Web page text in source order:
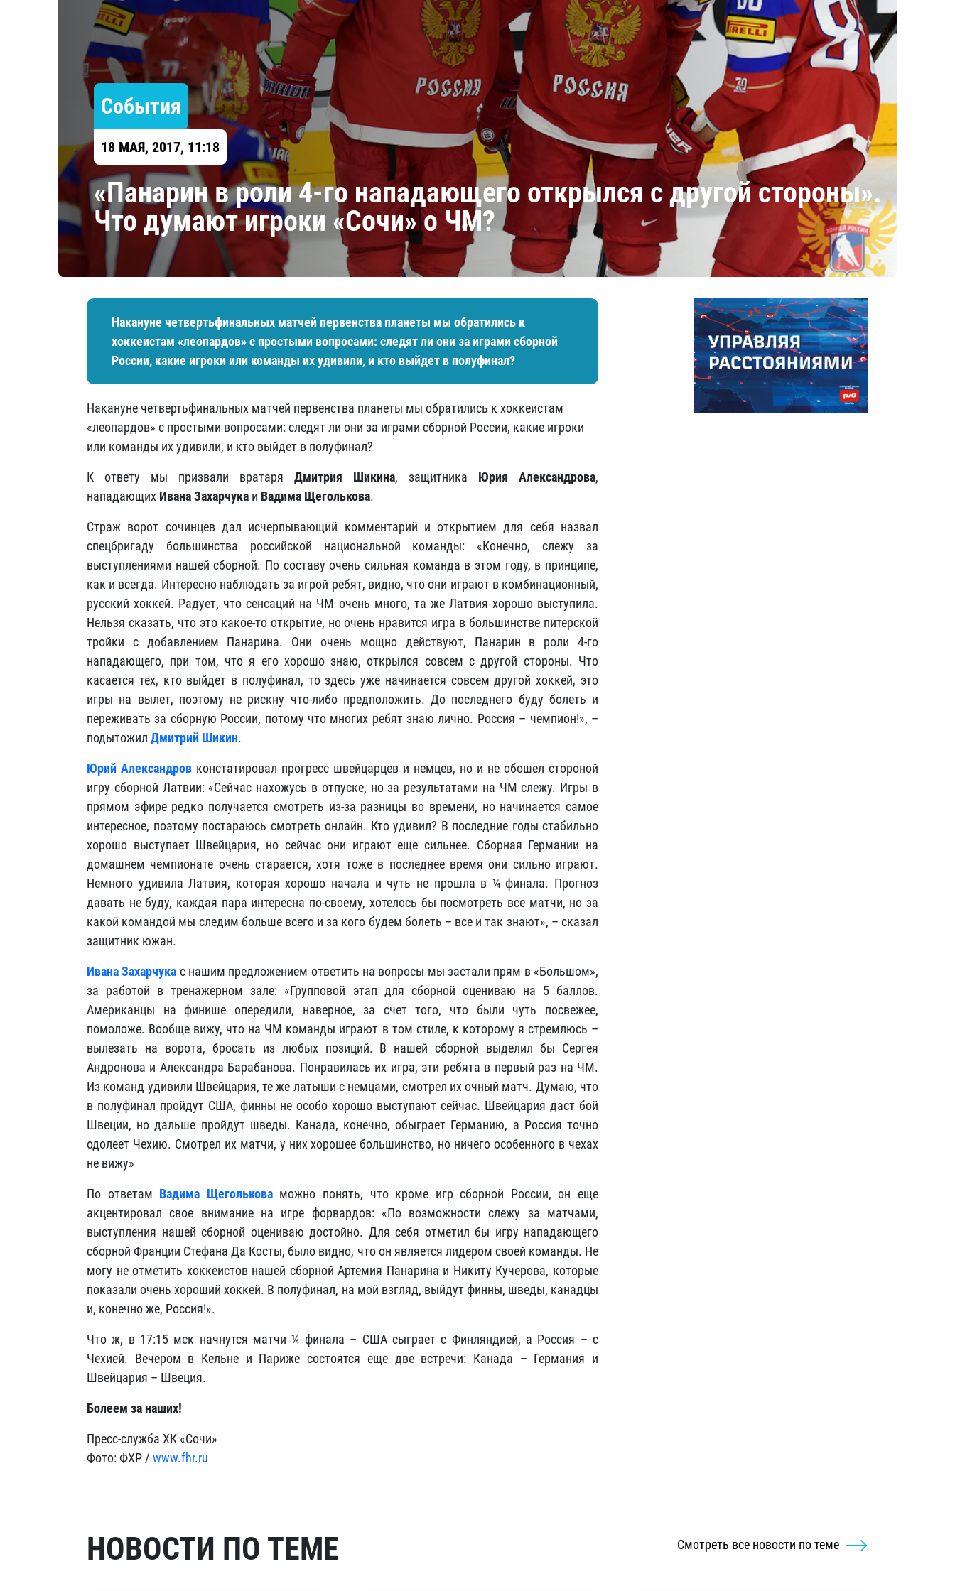
Северсталь
Шанхайские Драконы
Амур
Барыс
События
18 МАЯ, 2017, 11:18
«Панарин в роли 4-го нападающего открылся с другой стороны». ​
Что думают игроки «Сочи» о ЧМ?
Накануне четвертьфинальных матчей первенства планеты мы обратились к
хоккеистам «леопардов» с простыми вопросами: следят ли они за играми сборной
России, какие игроки или команды их удивили, и кто выйдет в полуфинал?
Накануне четвертьфинальных матчей первенства планеты мы обратились к хоккеистам
«леопардов» с простыми вопросами: следят ли они за играми сборной России, какие игроки
или команды их удивили, и кто выйдет в полуфинал?
К ответу мы призвали вратаря Дмитрия Шикина, защитника Юрия Александрова,
нападающих Ивана Захарчука и Вадима Щеголькова.
Страж ворот сочинцев дал исчерпывающий комментарий и открытием для себя назвал
спецбригаду большинства российской национальной команды: «Конечно, слежу за
выступлениями нашей сборной. По составу очень сильная команда в этом году, в принципе,
как и всегда. Интересно наблюдать за игрой ребят, видно, что они играют в комбинационный,
русский хоккей. Радует, что сенсаций на ЧМ очень много, та же Латвия хорошо выступила.
Нельзя сказать, что это какое-то открытие, но очень нравится игра в большинстве питерской
тройки с добавлением Панарина. Они очень мощно действуют, Панарин в роли 4-го
нападающего, при том, что я его хорошо знаю, открылся совсем с другой стороны. Что
касается тех, кто выйдет в полуфинал, то здесь уже начинается совсем другой хоккей, это
игры на вылет, поэтому не рискну что-либо предположить. До последнего буду болеть и
переживать за сборную России, потому что многих ребят знаю лично. Россия – чемпион!», –
подытожил Дмитрий Шикин.
Юрий Александров констатировал прогресс швейцарцев и немцев, но и не обошел стороной
игру сборной Латвии: «Сейчас нахожусь в отпуске, но за результатами на ЧМ слежу. Игры в
прямом эфире редко получается смотреть из-за разницы во времени, но начинается самое
интересное, поэтому постараюсь смотреть онлайн. Кто удивил? В последние годы стабильно
хорошо выступает Швейцария, но сейчас они играют еще сильнее. Сборная Германии на
домашнем чемпионате очень старается, хотя тоже в последнее время они сильно играют.
Немного удивила Латвия, которая хорошо начала и чуть не прошла в ¼ финала. Прогноз
давать не буду, каждая пара интересна по-своему, хотелось бы посмотреть все матчи, но за
какой командой мы следим больше всего и за кого будем болеть – все и так знают», – сказал
защитник южан.
Ивана Захарчука с нашим предложением ответить на вопросы мы застали прям в «Большом»,
за работой в тренажерном зале: «Групповой этап для сборной оцениваю на 5 баллов.
Американцы на финише опередили, наверное, за счет того, что были чуть посвежее,
помоложе. Вообще вижу, что на ЧМ команды играют в том стиле, к которому я стремлюсь –
вылезать на ворота, бросать из любых позиций. В нашей сборной выделил бы Сергея
Андронова и Александра Барабанова. Понравилась их игра, эти ребята в первый раз на ЧМ.
Из команд удивили Швейцария, те же латыши с немцами, смотрел их очный матч. Думаю, что
в полуфинал пройдут США, финны не особо хорошо выступают сейчас. Швейцария даст бой
Швеции, но дальше пройдут шведы. Канада, конечно, обыграет Германию, а Россия точно
одолеет Чехию. Смотрел их матчи, у них хорошее большинство, но ничего особенного в чехах
не вижу»
По ответам Вадима Щегольковаможно понять, что кроме игр сборной России, он еще
акцентировал свое внимание на игре форвардов: «По возможности слежу за матчами,
выступления нашей сборной оцениваю достойно. Для себя отметил бы игру нападающего
сборной Франции Стефана Да Косты, было видно, что он является лидером своей команды. Не
могу не отметить хоккеистов нашей сборной Артемия Панарина и Никиту Кучерова, которые
показали очень хороший хоккей. В полуфинал, на мой взгляд, выйдут финны, шведы, канадцы
и, конечно же, Россия!».
Что ж, в 17:15 мск начнутся матчи ¼ финала – США сыграет с Финляндией, а Россия – с
Чехией. Вечером в Кельне и Париже состоятся еще две встречи: Канада – Германия и
Швейцария – Швеция.
Болеем за наших!
Пресс-служба ХК «Сочи»
Фото: ФХР / www.fhr.ru
НОВОСТИ ПО ТЕМЕ Смотреть все новости по теме